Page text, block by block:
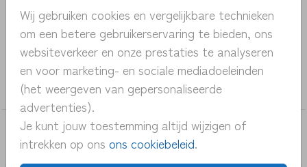
Wij gebruiken cookies en vergelijkbare technieken
om een betere gebruikerservaring te bieden, ons
websiteverkeer en onze prestaties te analyseren
en voor marketing- en sociale mediadoeleinden
(het weergeven van gepersonaliseerde
advertenties).
Je kunt jouw toestemming altijd wijzigen of
intrekken op ons ons cookiebeleid.
OMSCHRIJVING
geboortekaartje vosje met vogel
COLLECTIE
jongen
DEZE KAARTEN VIND JE MISSCHIEN OOK
LEUK